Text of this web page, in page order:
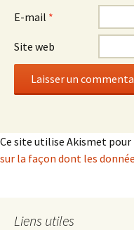
E-mail *
Site web
Ce site utilise Akismet pour
sur la façon dont les
Liens utiles